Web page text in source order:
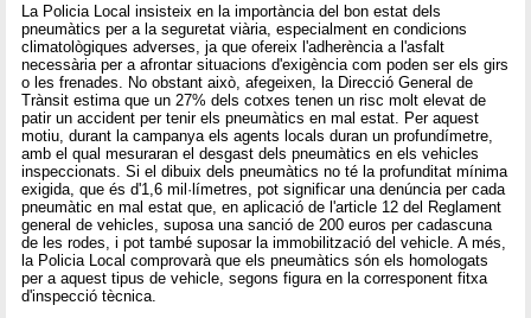
La Policia Local insisteix en la importància del bon estat dels
pneumàtics per a la seguretat viària, especialment en condicions
climatològiques adverses, ja que ofereix l'adherència a l'asfalt
necessària per a afrontar situacions d'exigència com poden ser els girs
o les frenades. No obstant això, afegeixen, la Direcció General de
Trànsit estima que un 27% dels cotxes tenen un risc molt elevat de
patir un accident per tenir els pneumàtics en mal estat. Per aquest
motiu, durant la campanya els agents locals duran un profundímetre,
amb el qual mesuraran el desgast dels pneumàtics en els vehicles
inspeccionats. Si el dibuix dels pneumàtics no té la profunditat mínima
exigida, que és d'1,6 mil·límetres, pot significar una denúncia per cada
pneumàtic en mal estat que, en aplicació de l'article 12 del Reglament
general de vehicles, suposa una sanció de 200 euros per cadascuna
de les rodes, i pot també suposar la immobilització del vehicle. A més,
la Policia Local comprovarà que els pneumàtics són els homologats
per a aquest tipus de vehicle, segons figura en la corresponent fitxa
d'inspecció tècnica.